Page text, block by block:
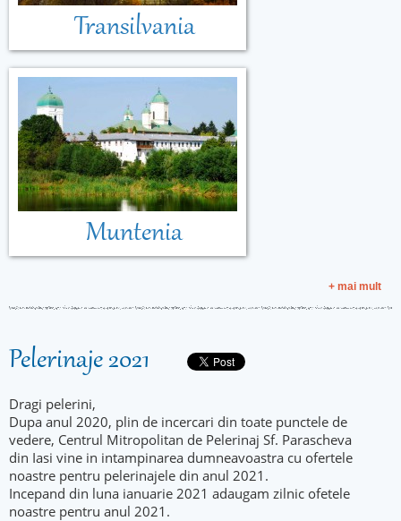
Transilvania
Muntenia
+ mai mult
Pelerinaje 2021
Dragi pelerini,
Dupa anul 2020, plin de incercari din toate punctele de
vedere, Centrul Mitropolitan de Pelerinaj Sf. Parascheva
din Iasi vine in intampinarea dumneavoastra cu ofertele
noastre pentru pelerinajele din anul 2021.
Incepand din luna ianuarie 2021 adaugam zilnic ofetele
noastre pentru anul 2021.